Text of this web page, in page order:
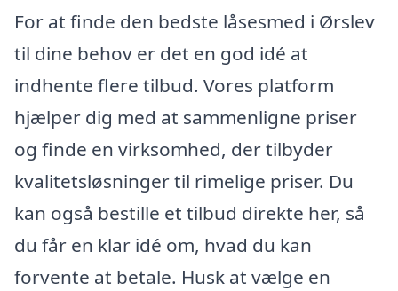
For at finde den bedste låsesmed i Ørslev
til dine behov er det en god idé at
indhente flere tilbud. Vores platform
hjælper dig med at sammenligne priser
og finde en virksomhed, der tilbyder
kvalitetsløsninger til rimelige priser. Du
kan også bestille et tilbud direkte her, så
du får en klar idé om, hvad du kan
forvente at betale. Husk at vælge en